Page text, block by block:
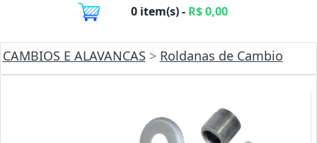
0 item(s) - R$ 0,00
CAMBIOS E ALAVANCAS > Roldanas de Cambio